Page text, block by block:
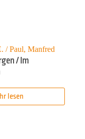
/ Paul, Manfred
/ Im
lesen